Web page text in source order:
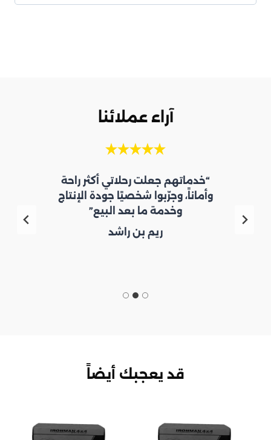
آراء عملائنا
“خدماتهم جعلت رحلاتي أكثر راحة
وأماناً، وجرّبوا شخصيًا جودة الإنتاج
وخدمة ما بعد البيع”
ريم بن راشد
قد يعجبك أيضاً